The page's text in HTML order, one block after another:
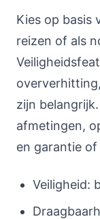
Kies op basis
reizen of als
zijn
afmetingen,
en garantie
Veiligheid: